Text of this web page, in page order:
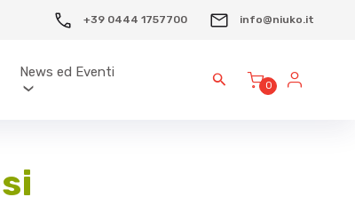
+39 0444 1757700 info@niuko.it
0
News ed Eventi